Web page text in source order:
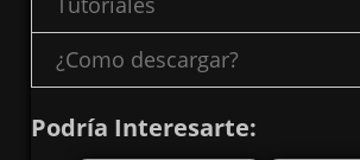
¿Como descargar?
Podría Interesarte: